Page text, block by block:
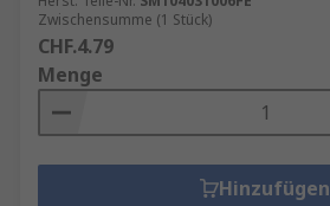
Zwischensumme (1 Stück)
CHF.4.79
Menge
Hinzufügen